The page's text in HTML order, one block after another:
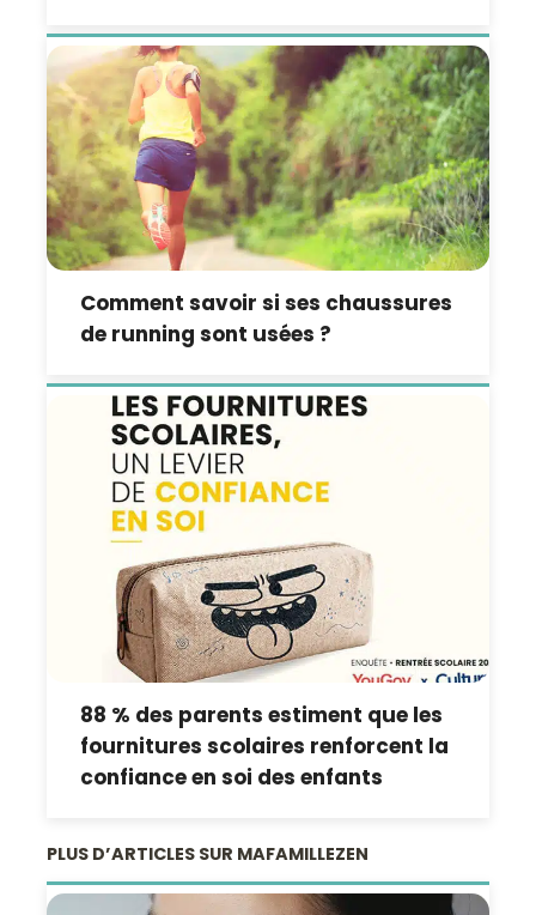
Comment savoir si ses chaussures
de running sont usées ?
88 % des parents estiment que les
fournitures scolaires renforcent la
confiance en soi des enfants
PLUS D’ARTICLES SUR MAFAMILLEZEN